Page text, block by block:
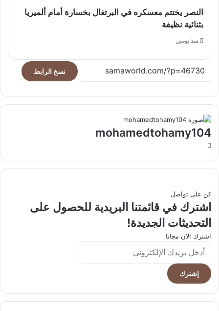
النصر يختتم معسكره في البرتغال بخسارة أمام ألميريا
بثنائية نظيفة
منذ يومين
نسخ الرابط
mohamedtohamy104
كن على تواصل
اشترك في قائمتنا البريدية للحصول على
التحديثات الجديدة!
اشترك الان مجانا
أدخل
بريدك
الإلكتروني